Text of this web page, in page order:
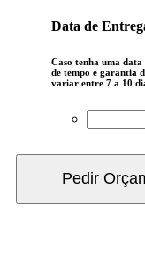
Data de
Caso tenha uma
de tempo e garantia
variar entre 7 a 10
Pedir